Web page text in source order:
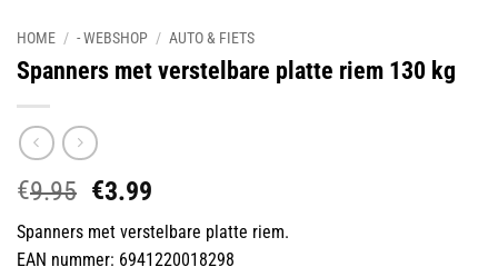
HOME / - WEBSHOP / AUTO & FIETS
Spanners met verstelbare platte riem 130 kg
€9.95 Oorspronkelijke
was:
€3.99
prijs
is:
Spanners met verstelbare platte riem.
EAN nummer: 6941220018298